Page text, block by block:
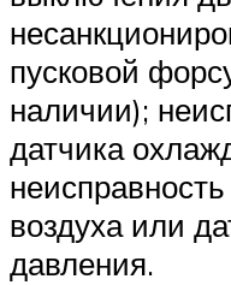
пусковой
наличии);
датчика
воздуха или
давления.